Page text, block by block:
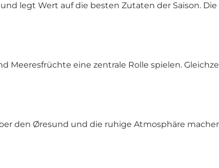
legt Wert auf die besten Zutaten der Saison.
Meeresfrüchte eine zentrale Rolle spielen.
den Øresund und die ruhige Atmosphäre